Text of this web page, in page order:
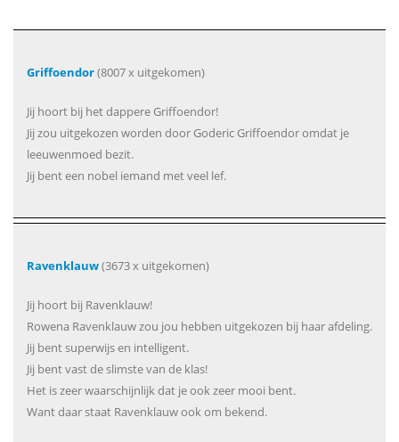
Griffoendor(8007 x uitgekomen)
Jij hoort bij het dappere Griffoendor!
Jij zou uitgekozen worden door Goderic Griffoendor omdat je
leeuwenmoed bezit.
Jij bent een nobel iemand met veel lef.
Ravenklauw(3673 x uitgekomen)
Jij hoort bij Ravenklauw!
Rowena Ravenklauw zou jou hebben uitgekozen bij haar afdeling.
Jij bent superwijs en intelligent.
Jij bent vast de slimste van de klas!
Het is zeer waarschijnlijk dat je ook zeer mooi bent.
Want daar staat Ravenklauw ook om bekend.